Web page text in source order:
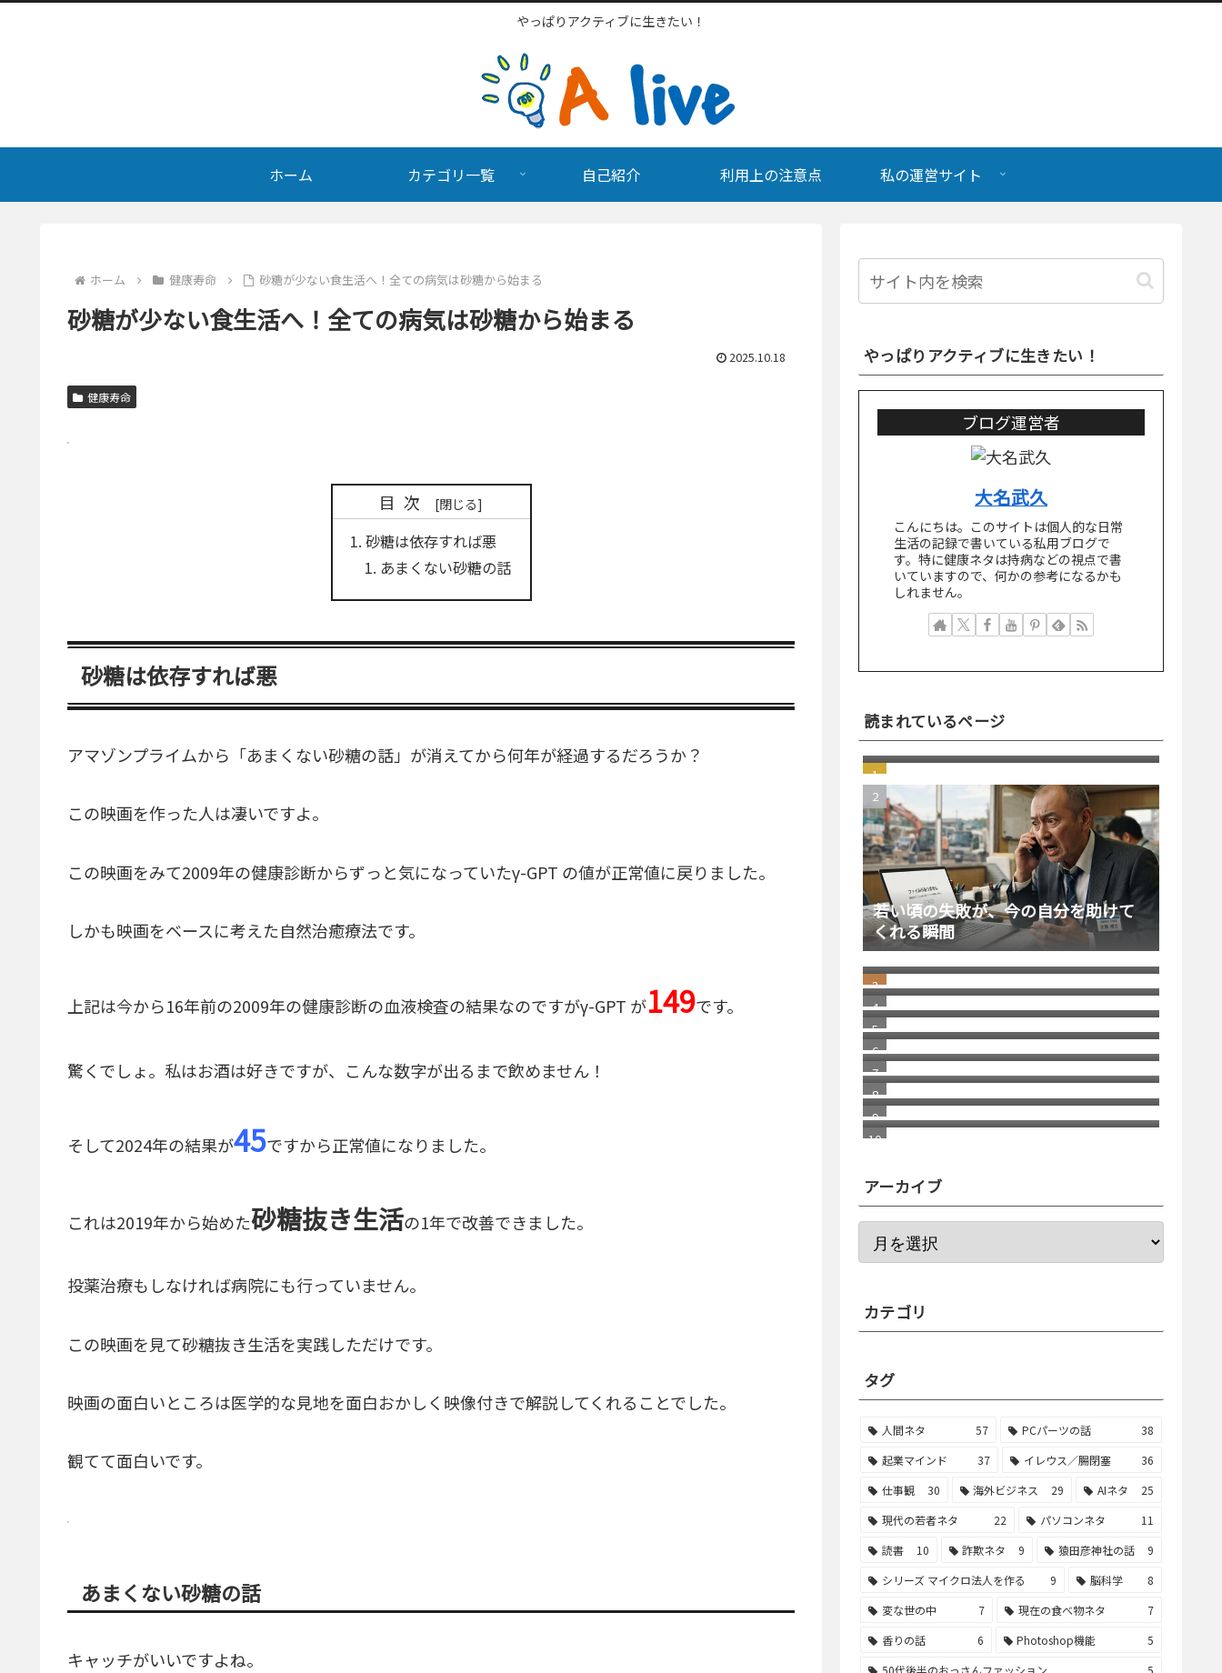
やっぱりアクティブに生きたい！
ホーム カテゴリ一覧 自己紹介 利用上の注意点 私の運営サイト
ホーム 健康寿命 砂糖が少ない食生活へ！全ての病気は砂糖から始まる
砂糖が少ない食生活へ！全ての病気は砂糖から始まる
2025.10.18
健康寿命
目次
砂糖は依存すれば悪
あまくない砂糖の話
砂糖は依存すれば悪
アマゾンプライムから「あまくない砂糖の話」が消えてから何年が経過するだろうか？
この映画を作った人は凄いですよ。
この映画をみて2009年の健康診断からずっと気になっていたγ-GPT の値が正常値に戻りました。
しかも映画をベースに考えた自然治癒療法です。
上記は今から16年前の2009年の健康診断の血液検査の結果なのですがγ-GPT が149です。
驚くでしょ。私はお酒は好きですが、こんな数字が出るまで飲めません！
そして2024年の結果が45ですから正常値になりました。
これは2019年から始めた砂糖抜き生活の1年で改善できました。
投薬治療もしなければ病院にも行っていません。
この映画を見て砂糖抜き生活を実践しただけです。
映画の面白いところは医学的な見地を面白おかしく映像付きで解説してくれることでした。
観てて面白いです。
あまくない砂糖の話
キャッチがいいですよね。
やっぱりアクティブに生きたい！
ブログ運営者
大名武久
こんにちは。このサイトは個人的な日常
生活の記録で書いている私用ブログで
す。特に健康ネタは持病などの視点で書
いていますので、何かの参考になるかも
しれません。
読まれているページ
突然届いた"Paris付近で新しいデバイ
スから先ほどログインしました
か？"という引っかけスパムメール
若い頃の失敗が、今の自分を助けて
くれる瞬間
windows11 への切り替え Becky2 メ
ール 設定の移行
日本にはパソコン修理店が多いとい
う話
2026/1 Update Paypal／ペイパルで
月末残高（入金）を確認する方法 リ
ニューアル版
消えた スコッチブランドの 貼っては
がせるテープ
福岡銀行の相次ぐ不祥事
車が語る お金持ちの概念
進化する画像システム／グーグルレ
ンズを使ってショップへ誘導
自分で考えることの重要性
アーカイブ
カテゴリ
タグ
人間ネタ 57 PCパーツの話
38
起業マインド
37 イレウス／腸閉塞
36
仕事観
30 海外ビジネス 29 AIネタ
25
現代の若者ネタ
22 パソコンネタ
11
読書
10 詐欺ネタ 9 猿田彦神社の話
9
シリーズ マイクロ法人を作る
9 脳科学
8
変な世の中
7 現在の食べ物ネタ
7
香りの話
6 Photoshop機能
5